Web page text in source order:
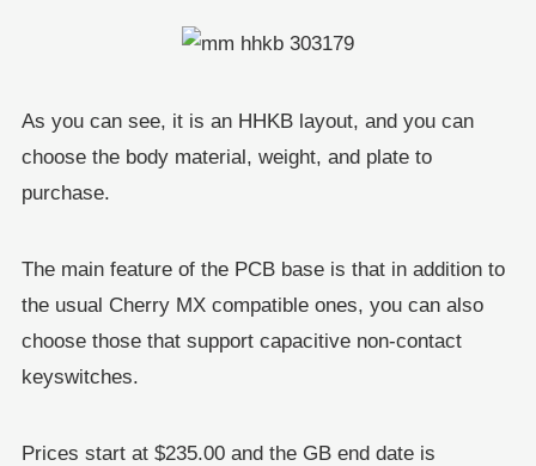
As you can see, it is an HHKB layout, and you can
choose the body material, weight, and plate to
purchase.
The main feature of the PCB base is that in addition to
the usual Cherry MX compatible ones, you can also
choose those that support capacitive non-contact
keyswitches.
Prices start at $235.00 and the GB end date is